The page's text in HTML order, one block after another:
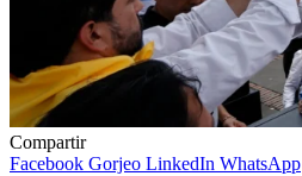
Compartir
Facebook Gorjeo LinkedIn WhatsApp